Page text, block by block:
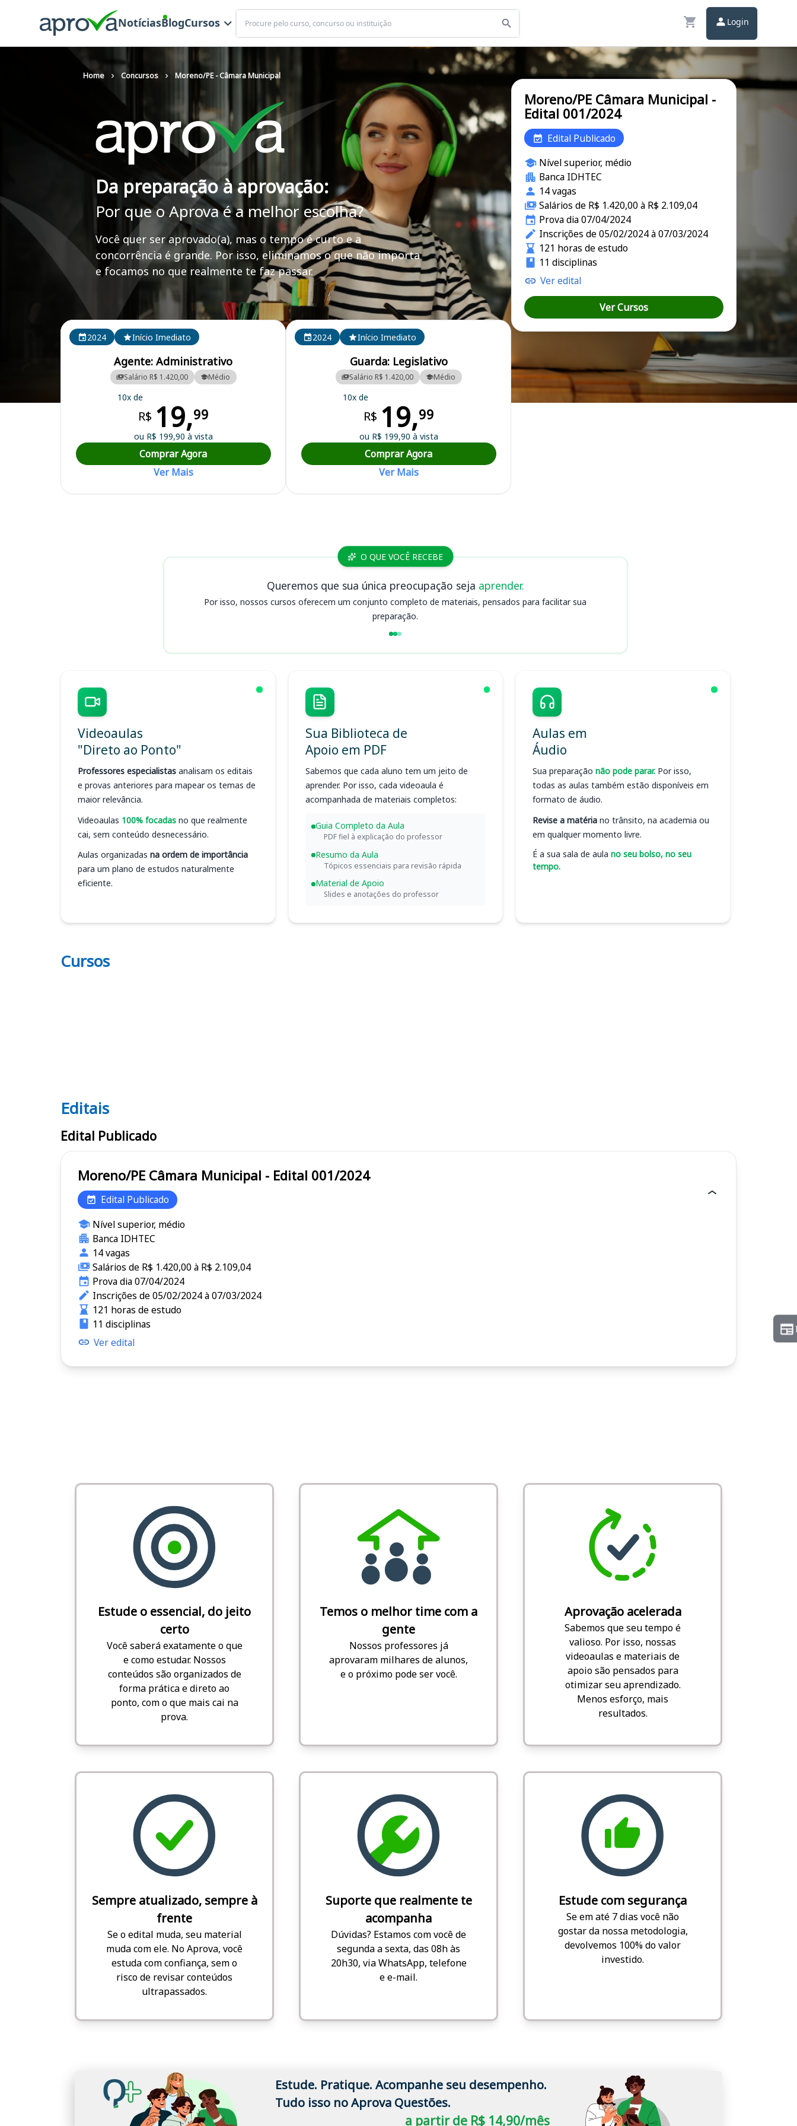
NotíciasBlogCursos
Buscar
Login
Home Concursos Moreno/PE - Câmara Municipal
Da preparação à aprovação:
Por que o Aprova é a melhor escolha?
Você quer ser aprovado(a), mas o tempo é curto e a
concorrência é grande. Por isso, eliminamos o que não importa
e focamos no que realmente te faz passar.
Curso Preparatório para o Concurso Moreno/PE - Câmara Municipal
Cursos em destaque para passar no concurso
2024
Início Imediato
Agente: Administrativo
Salário R$ 1.420,00 Médio
10x de
R$ 19,99
ou R$ 199,90 à vista
Comprar Agora
Ver Mais
2024 Início Imediato
Guarda: Legislativo
Salário R$ 1.420,00 Médio
10x de
R$ 19,99
ou R$ 199,90 à vista
Comprar Agora
Ver Mais
Moreno/PE Câmara Municipal -
Edital 001/2024
Edital Publicado
Nível superior, médio
Banca IDHTEC
14 vagas
Salários de R$ 1.420,00 à R$ 2.109,04
Prova dia 07/04/2024
Inscrições de 05/02/2024 à 07/03/2024
121 horas de estudo
11 disciplinas
Ver edital
Ver Cursos
O QUE VOCÊ RECEBE
Queremos que sua única preocupação seja aprender.
Por isso, nossos cursos oferecem um conjunto completo de materiais, pensados para facilitar sua
preparação.
Videoaulas
"Direto ao Ponto"
Professores especialistas analisam os editais
e provas anteriores para mapear os temas de
maior relevância.
Videoaulas 100% focadas no que realmente
cai, sem conteúdo desnecessário.
Aulas organizadas na ordem de importância
para um plano de estudos naturalmente
eficiente.
Sua Biblioteca de
Apoio em PDF
Sabemos que cada aluno tem um jeito de
aprender. Por isso, cada videoaula é
acompanhada de materiais completos:
Guia Completo da Aula
PDF fiel à explicação do professor
Resumo da Aula
Tópicos essenciais para revisão rápida
Material de Apoio
Slides e anotações do professor
Aulas em
Áudio
Sua preparação não pode parar. Por isso,
todas as aulas também estão disponíveis em
formato de áudio.
Revise a matéria no trânsito, na academia ou
em qualquer momento livre.
É a sua sala de aula no seu bolso, no seu
tempo.
Cursos
Editais
Editais
Edital Publicado
Moreno/PE Câmara Municipal - Edital 001/2024
Edital Publicado
Nível superior, médio
Banca IDHTEC
14 vagas
Salários de R$ 1.420,00 à R$ 2.109,04
Prova dia 07/04/2024
Inscrições de 05/02/2024 à 07/03/2024
121 horas de estudo
11 disciplinas
Ver edital
Estude o essencial, do jeito
certo
Você saberá exatamente o que
e como estudar. Nossos
conteúdos são organizados de
forma prática e direto ao
ponto, com o que mais cai na
prova.
Temos o melhor time com a
gente
Nossos professores já
aprovaram milhares de alunos,
e o próximo pode ser você.
Aprovação acelerada
Sabemos que seu tempo é
valioso. Por isso, nossas
videoaulas e materiais de
apoio são pensados para
otimizar seu aprendizado.
Menos esforço, mais
resultados.
Sempre atualizado, sempre à
frente
Se o edital muda, seu material
muda com ele. No Aprova, você
estuda com confiança, sem o
risco de revisar conteúdos
ultrapassados.
Suporte que realmente te
acompanha
Dúvidas? Estamos com você de
segunda a sexta, das 08h às
20h30, via WhatsApp, telefone
e e-mail.
Estude com segurança
Se em até 7 dias você não
gostar da nossa metodologia,
devolvemos 100% do valor
investido.
Estude. Pratique. Acompanhe seu desempenho.
Tudo isso no Aprova Questões.
a partir de R$ 14,90/mês